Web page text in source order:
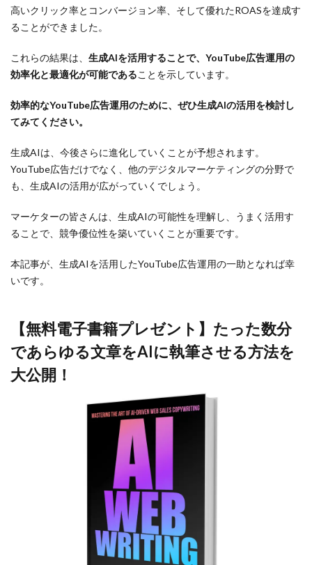
高いクリック率とコンバージョン率、そして優れたROASを達成す
ることができました。
これらの結果は、 生成AIを活用することで、YouTube広告運用の
効率化と最適化が可能であることを示しています。
効率的なYouTube広告運用のために、ぜひ生成AIの活用を検討し
てみてください。
生成AIは、今後さらに進化していくことが予想されます。
YouTube広告だけでなく、他のデジタルマーケティングの分野で
も、生成AIの活用が広がっていくでしょう。
マーケターの皆さんは、生成AIの可能性を理解し、うまく活用す
ることで、競争優位性を築いていくことが重要です。
本記事が、生成AIを活用したYouTube広告運用の一助となれば幸
いです。
【無料電子書籍プレゼント】たった数分
であらゆる文章をAIに執筆させる方法を
大公開！